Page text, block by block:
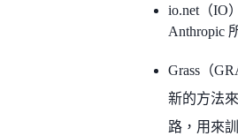
io.net（IO
Anthropic
Grass（
新的方法
路，用來